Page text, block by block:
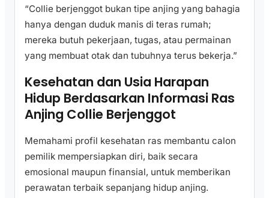
“Collie berjenggot bukan tipe anjing yang bahagia
hanya dengan duduk manis di teras rumah;
mereka butuh pekerjaan, tugas, atau permainan
yang membuat otak dan tubuhnya terus bekerja.”
Kesehatan dan Usia Harapan
Hidup Berdasarkan Informasi Ras
Anjing Collie Berjenggot
Memahami profil kesehatan ras membantu calon
pemilik mempersiapkan diri, baik secara
emosional maupun finansial, untuk memberikan
perawatan terbaik sepanjang hidup anjing.